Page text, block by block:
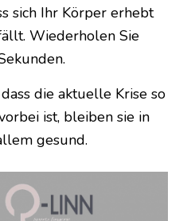
sich Ihr Körper erhebt
Wiederholen Sie
die aktuelle Krise so
ist, bleiben sie in
gesund.